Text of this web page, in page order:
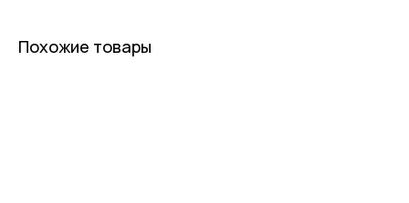
Похожие товары